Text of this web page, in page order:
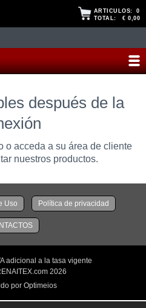
ARTICULOS:0
TOTAL:
€ 0,00
después de la
o acceda a su área de cliente
nuestros productos.
Uso Política de privacidad
adicional a la tasa vigente
2026
por Optimeios